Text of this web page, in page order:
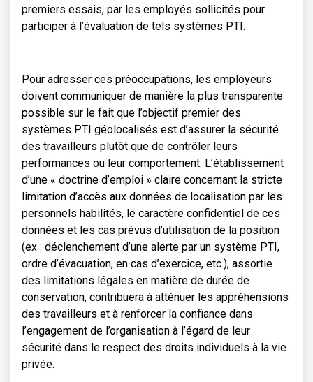
premiers essais, par les employés sollicités pour
participer à l’évaluation de tels systèmes PTI.
Pour adresser ces préoccupations, les employeurs
doivent communiquer de manière la plus transparente
possible sur le fait que l’objectif premier des
systèmes PTI géolocalisés est d’assurer la sécurité
des travailleurs plutôt que de contrôler leurs
performances ou leur comportement. L’établissement
d’une « doctrine d’emploi » claire concernant la stricte
limitation d’accès aux données de localisation par les
personnels habilités, le caractère confidentiel de ces
données et les cas prévus d’utilisation de la position
(ex : déclenchement d’une alerte par un système PTI,
ordre d’évacuation, en cas d’exercice, etc.), assortie
des limitations légales en matière de durée de
conservation, contribuera à atténuer les appréhensions
des travailleurs et à renforcer la confiance dans
l’engagement de l’organisation à l’égard de leur
sécurité dans le respect des droits individuels à la vie
privée.